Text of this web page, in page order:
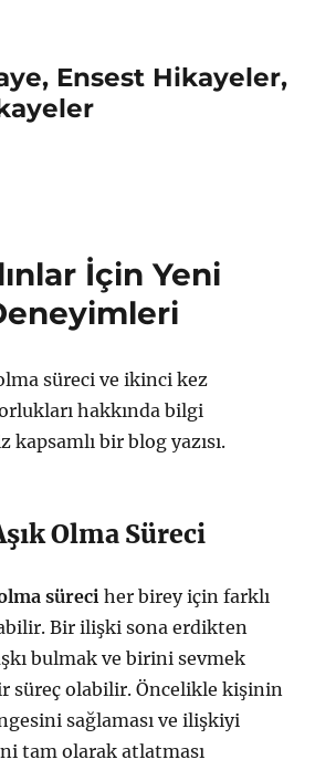
Ensest Hikayeler,
İçin Yeni
süreci ve ikinci kez
hakkında bilgi
kapsamlı bir blog yazısı.
Olma Süreci
süreci her birey için farklı
Bir ilişki sona erdikten
bulmak ve birini sevmek
süreç olabilir. Öncelikle kişinin
sağlaması ve ilişkiyi
tam olarak atlatması